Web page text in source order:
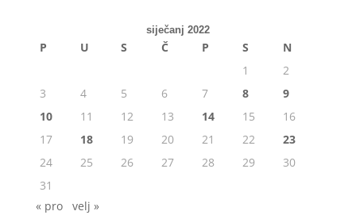
siječanj 2022
P U S Č P S
N
1
2
3
4 5 6 7 8
9
10
11 12 13 14 15
16
17
18 19 20 21 22
23
24
25 26 27 28 29
30
31
« pro
velj »